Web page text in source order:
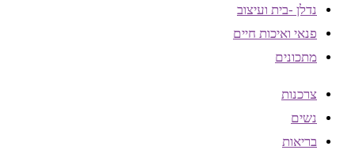
נדלן -בית ועיצוב
פנאי ואיכות חיים
מתכונים
צרכנות
נשים
בריאות